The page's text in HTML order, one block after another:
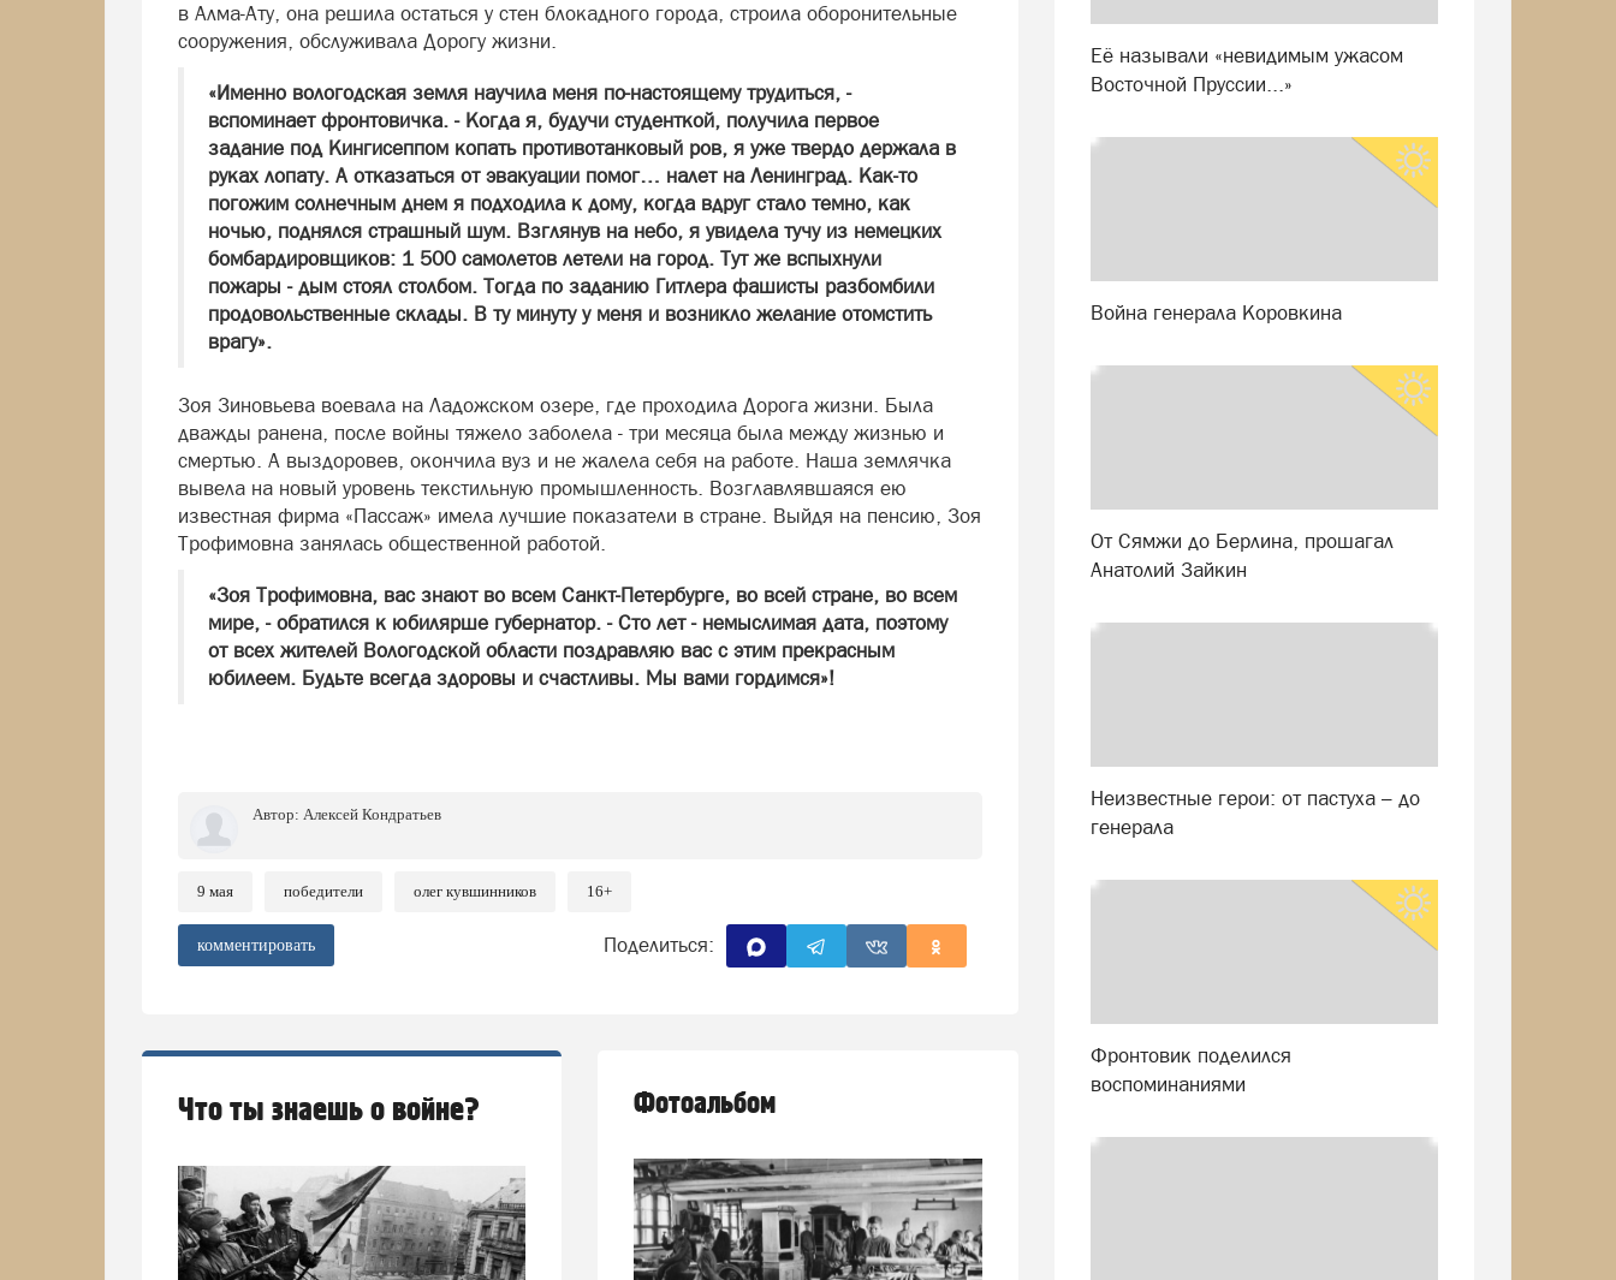
в Алма-Ату, она решила остаться у стен блокадного города, строила оборонительные
сооружения, обслуживала Дорогу жизни.
«Именно вологодская земля научила меня по-настоящему трудиться, -
вспоминает фронтовичка. - Когда я, будучи студенткой, получила первое
задание под Кингисеппом копать противотанковый ров, я уже твердо держала в
руках лопату. А отказаться от эвакуации помог… налет на Ленинград. Как-то
погожим солнечным днем я подходила к дому, когда вдруг стало темно, как
ночью, поднялся страшный шум. Взглянув на небо, я увидела тучу из немецких
бомбардировщиков: 1 500 самолетов летели на город. Тут же вспыхнули
пожары - дым стоял столбом. Тогда по заданию Гитлера фашисты разбомбили
продовольственные склады. В ту минуту у меня и возникло желание отомстить
врагу».
Зоя Зиновьева воевала на Ладожском озере, где проходила Дорога жизни. Была
дважды ранена, после войны тяжело заболела - три месяца была между жизнью и
смертью. А выздоровев, окончила вуз и не жалела себя на работе. Наша землячка
вывела на новый уровень текстильную промышленность. Возглавлявшаяся ею
известная фирма «Пассаж» имела лучшие показатели в стране. Выйдя на пенсию, Зоя
Трофимовна занялась общественной работой.
«Зоя Трофимовна, вас знают во всем Санкт-Петербурге, во всей стране, во всем
мире, - обратился к юбилярше губернатор. - Сто лет - немыслимая дата, поэтому
от всех жителей Вологодской области поздравляю вас с этим прекрасным
юбилеем. Будьте всегда здоровы и счастливы. Мы вами гордимся»!
Автор: Алексей Кондратьев
9 мая победители олег кувшинников 16+
комментировать Поделиться:
Что ты знаешь о войне? Фотоальбом
Её называли «невидимым ужасом
Восточной Пруссии...»
Война генерала Коровкина
От Сямжи до Берлина, прошагал
Анатолий Зайкин
Неизвестные герои: от пастуха – до
генерала
Фронтовик поделился
воспоминаниями